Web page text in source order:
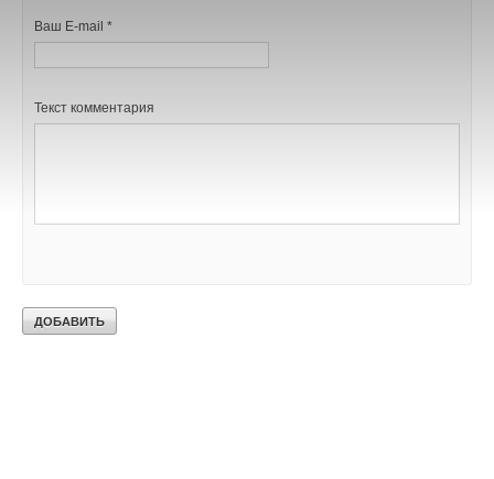
Ваш E-mail *
Текст комментария
Текст комментария